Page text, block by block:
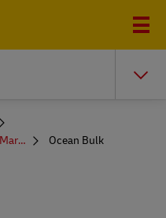
Descripción General del Transporte Marítimo
Ocean Bulk